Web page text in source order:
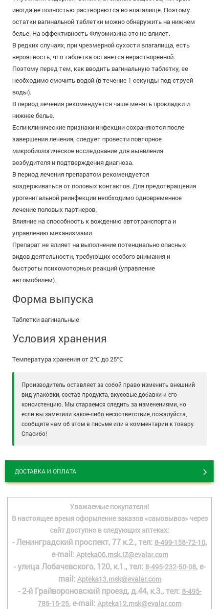
иногда не полностью растворяются во влагалище. Поэтому
остатки вагинальной таблетки можно обнаружить на нижнем
белье. На эффективность Флуомизина это не влияет.
В редких случаях, при чрезмерной сухости влагалища, есть
вероятность, что таблетка останется нерастворенной.
Поэтому перед тем, как вводить вагинальную таблетку, ее
необходимо смочить водой (в течение 1 секунды под струей
воды).
В период лечения рекомендуется чаше менять прокладки и
нижнее белье.
Если клинические признаки инфекции сохраняются после
завершения лечения, следует провести повторное
микробиологическое исследование для выявления
возбудителя и подтверждения диагноза.
В период лечения препаратом рекомендуется
воздерживаться от половых контактов. Для предотвращения
урогенитальной реинфекции необходимо одновременное
лечение половых партнеров.
Влияние на способность к вождению автотранспорта и
управлению механизмами
Препарат не влияет на выполнение потенциально опасных
видов деятельности, требующих особого внимания и
быстроты психомоторных реакций (управление
автомобилем).
Форма выпуска
Таблетки вагинальные
Условия хранения
Температура хранения от 2℃ до 25℃
Производитель оставляет за собой право изменить внешний
вид упаковки, состав продукта, вкусовые добавки и его
консистенцию. Мы стараемся следить за изменениями, но
если вы заметили какое-либо несоответствие, пожалуйста,
сообщите нам об этом в письме или в комментарии к товару.
Спасибо!
ДОСТАВКА И ОПЛАТА
Уважаемые покупатели!
В настоящее время оформление заказов «самовывоз» через
сайт доступно в следующих аптеках:
- Ленинградский проспект, 77 к.2., тел: 8-499-158-72-10,
e-mail: Apteka06.msk.IZ@evalar.com
- улица Лобачевского, 120, к.1., тел: 8-495-232-50-08, e-
mail: Apteka13.msk@evalar.com
- 2-й Грайвороновский проезд, д.44, к.3., тел: 8-495-
785-15-25, e-mail: Apteka12.msk@evalar.com